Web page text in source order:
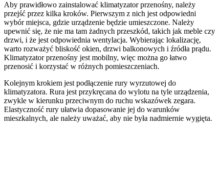
Aby prawidłowo zainstalować klimatyzator przenośny, należy
przejść przez kilka kroków. Pierwszym z nich jest odpowiedni
wybór miejsca, gdzie urządzenie będzie umieszczone. Należy
upewnić się, że nie ma tam żadnych przeszkód, takich jak meble czy
drzwi, i że jest odpowiednia wentylacja. Wybierając lokalizację,
warto rozważyć bliskość okien, drzwi balkonowych i źródła prądu.
Klimatyzator przenośny jest mobilny, więc można go łatwo
przenosić i korzystać w różnych pomieszczeniach.
Kolejnym krokiem jest podłączenie rury wyrzutowej do
klimatyzatora. Rura jest przykręcana do wylotu na tyle urządzenia,
zwykle w kierunku przeciwnym do ruchu wskazówek zegara.
Elastyczność rury ułatwia dopasowanie jej do warunków
mieszkalnych, ale należy uważać, aby nie była nadmiernie wygięta.